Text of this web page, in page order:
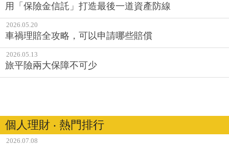
用「保險金信託」打造最後一道資產防線
2026.05.20
車禍理賠全攻略，可以申請哪些賠償
2026.05.13
旅平險兩大保障不可少
個人理財 ‧ 熱門排行
2026.07.08